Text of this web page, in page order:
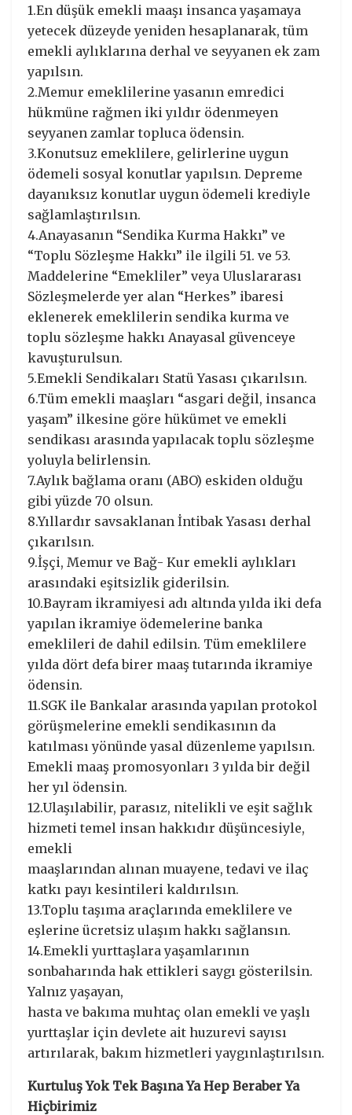
1.En düşük emekli maaşı insanca yaşamaya
yetecek düzeyde yeniden hesaplanarak, tüm
emekli aylıklarına derhal ve seyyanen ek zam
yapılsın.
2.Memur emeklilerine yasanın emredici
hükmüne rağmen iki yıldır ödenmeyen
seyyanen zamlar topluca ödensin.
3.Konutsuz emeklilere, gelirlerine uygun
ödemeli sosyal konutlar yapılsın. Depreme
dayanıksız konutlar uygun ödemeli krediyle
sağlamlaştırılsın.
4.Anayasanın “Sendika Kurma Hakkı” ve
“Toplu Sözleşme Hakkı” ile ilgili 51. ve 53.
Maddelerine “Emekliler” veya Uluslararası
Sözleşmelerde yer alan “Herkes” ibaresi
eklenerek emeklilerin sendika kurma ve
toplu sözleşme hakkı Anayasal güvenceye
kavuşturulsun.
5.Emekli Sendikaları Statü Yasası çıkarılsın.
6.Tüm emekli maaşları “asgari değil, insanca
yaşam” ilkesine göre hükümet ve emekli
sendikası arasında yapılacak toplu sözleşme
yoluyla belirlensin.
7.Aylık bağlama oranı (ABO) eskiden olduğu
gibi yüzde 70 olsun.
8.Yıllardır savsaklanan İntibak Yasası derhal
çıkarılsın.
9.İşçi, Memur ve Bağ- Kur emekli aylıkları
arasındaki eşitsizlik giderilsin.
10.Bayram ikramiyesi adı altında yılda iki defa
yapılan ikramiye ödemelerine banka
emeklileri de dahil edilsin. Tüm emeklilere
yılda dört defa birer maaş tutarında ikramiye
ödensin.
11.SGK ile Bankalar arasında yapılan protokol
görüşmelerine emekli sendikasının da
katılması yönünde yasal düzenleme yapılsın.
Emekli maaş promosyonları 3 yılda bir değil
her yıl ödensin.
12.Ulaşılabilir, parasız, nitelikli ve eşit sağlık
hizmeti temel insan hakkıdır düşüncesiyle,
emekli
maaşlarından alınan muayene, tedavi ve ilaç
katkı payı kesintileri kaldırılsın.
13.Toplu taşıma araçlarında emeklilere ve
eşlerine ücretsiz ulaşım hakkı sağlansın.
14.Emekli yurttaşlara yaşamlarının
sonbaharında hak ettikleri saygı gösterilsin.
Yalnız yaşayan,
hasta ve bakıma muhtaç olan emekli ve yaşlı
yurttaşlar için devlete ait huzurevi sayısı
artırılarak, bakım hizmetleri yaygınlaştırılsın.
Kurtuluş Yok Tek Başına Ya Hep Beraber Ya
Hiçbirimiz